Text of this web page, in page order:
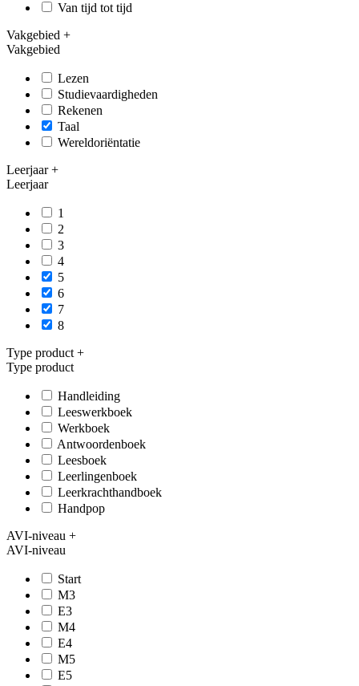
Van tijd tot tijd
Vakgebied +
Vakgebied
Lezen
Studievaardigheden
Rekenen
Taal
Wereldoriëntatie
Leerjaar+
Leerjaar
1
2
3
4
5
6
7
8
Type product +
Type product
Handleiding
Leeswerkboek
Werkboek
Antwoordenboek
Leesboek
Leerlingenboek
Leerkrachthandboek
Handpop
AVI-niveau +
AVI-niveau
Start
M3
E3
M4
E4
M5
E5